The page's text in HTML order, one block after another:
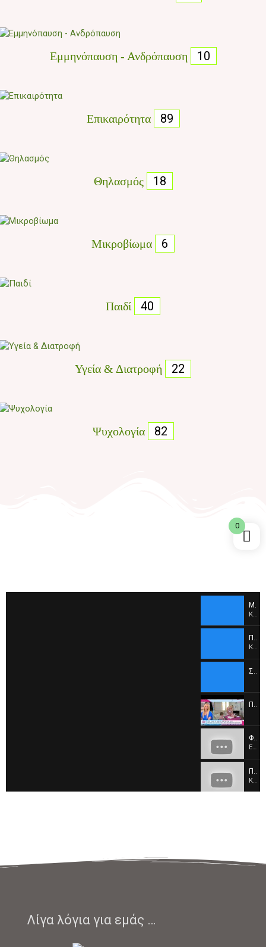
Εμμηνόπαυση - Ανδρόπαυση 10
Επικαιρότητα 89
Θηλασμός 18
Μικροβίωμα 6
Παιδί 40
Υγεία & Διατροφή 22
Ψυχολογία 82
Μπαμπάς - Φροντίδα νεογνού
Κωνσταντίνα Νούσια - Ελένη Μενεγάκη
Πρώτες βοήθειες σε βρέφη
Κωνσταντίνα Νούσια, Μαία #openTv Καλοκαιράκι #not
Συμβουλές για τα μωρά στην θάλασσα
Ποια είναι η βασική φροντίδα που πρέπει να παρέχουμε στο νεογέννητο μωρό
Φροντίδα νεογνού από τον μπαμπά στο σπίτι.
Ελένη Μενεγάκη _ Νούσια Κωνσταντίνα Μαία
Πρώτες βοήθειες στα βρέφη! Κωνσταντίνα Νούσια _ Φαιη Σκορδά.
Κωνσταντίνα Νούσια Φαιη Σκορδά
Λίγα λόγια για εμάς …
0